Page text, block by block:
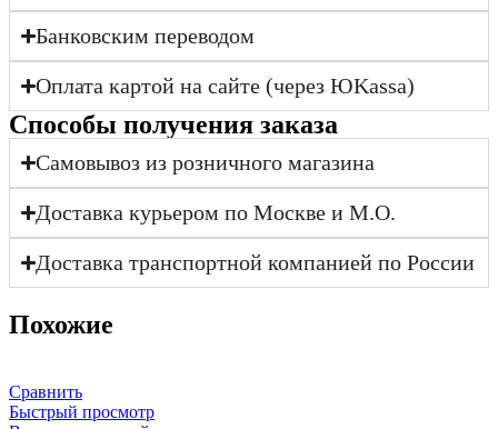
Банковским переводом
Оплата картой на сайте (через ЮKassa)
Cпособы получения заказа
Самовывоз из розничного магазина
Доставка курьером по Москве и М.О.
Доставка транспортной компанией по России
Похожие
Сравнить
Быстрый просмотр